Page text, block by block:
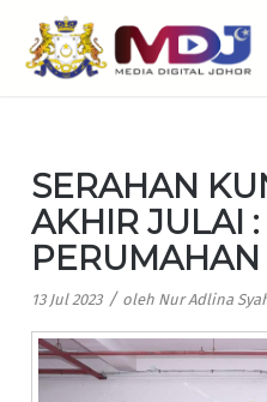
SERAHAN
AKHIR JULAI :
13 Jul 2023 / oleh Nur Adlina